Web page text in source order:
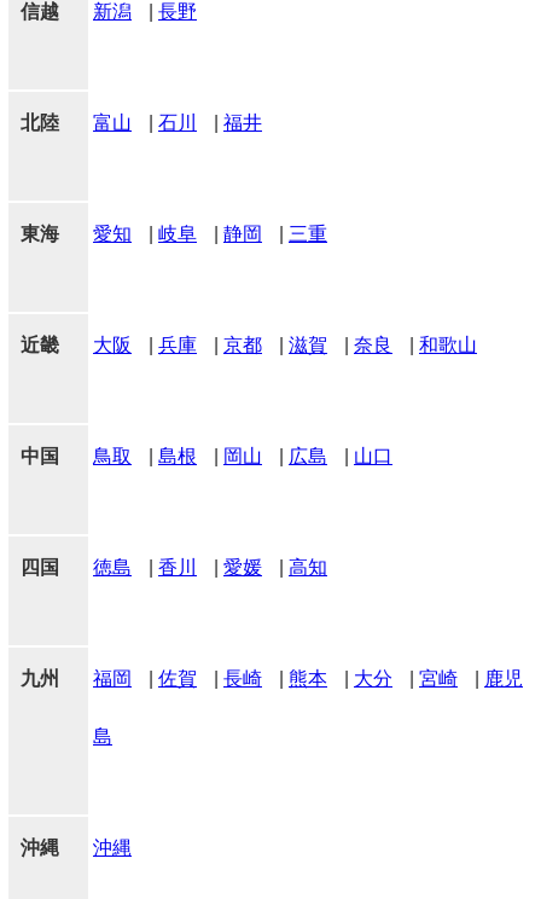
信越 新潟 長野
北陸 富山 石川 福井
東海 愛知 岐阜 静岡 三重
近畿 大阪 兵庫 京都 滋賀 奈良 和歌山
中国 鳥取 島根 岡山 広島 山口
四国 徳島 香川 愛媛 高知
九州 福岡 佐賀 長崎 熊本 大分 宮崎 鹿児
島
沖縄 沖縄